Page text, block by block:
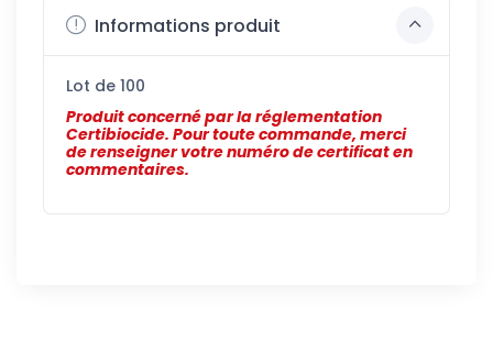
Informations produit
Lot de 100
Produit concerné par la réglementation
Certibiocide. Pour toute commande, merci
de renseigner votre numéro de certificat en
commentaires.